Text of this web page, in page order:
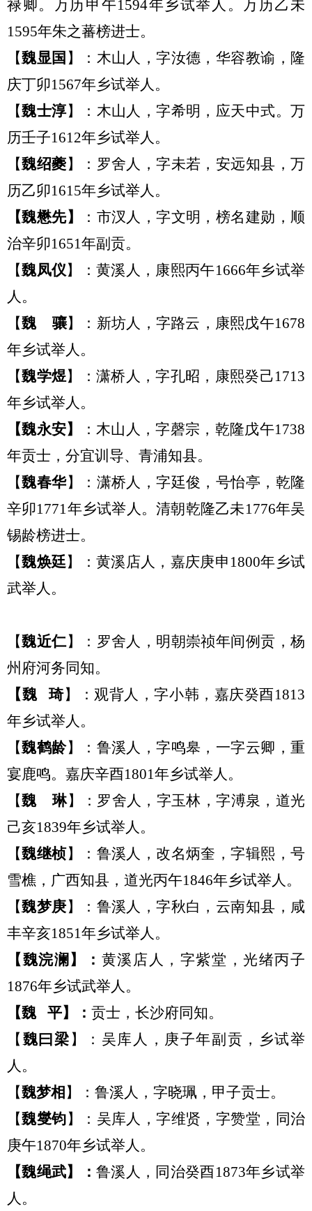
禄卿。万历甲午1594年乡试举 人。
万历乙未
1595年朱之蕃榜进士。
【魏显国 】：木山人 ，字汝德，华容教谕，隆
庆丁卯1567年乡试举人。
【魏士淳】： 木山 人 ，字希明 ， 应天中式。万
历壬子1612年乡试举人。
【魏绍夔】：罗舍人 ，字未若，安远知县，万
历乙卯1615年乡试举人。
【魏懋先】 ： 市汊人，字文明，榜名建勋，顺
治辛卯1651年副贡。
【魏凤仪】：黄溪 人， 康熙丙午1666年乡试举
人。
【魏 骧】：新坊人 ， 字路云，康熙戊午1678
年乡试举人。
【魏学煜】：潇桥人 ，字孔昭，康熙癸己1713
年乡试举人。
【魏永安】 ：木山人 ，字磬宗，乾隆戊午1738
年贡士，分宜训导、青浦知县。
【魏春华】：潇桥人 ，字廷俊，号怡亭，乾隆
辛卯1771年乡试举人。清朝乾隆乙未1776年吴
锡龄榜进士。
【魏焕廷】：黄溪店人 ， 嘉庆庚申 1800年乡试
武举人。
【魏近仁】：罗舍人 ，明朝崇祯年间例贡，杨
州府河务同知。
【魏 琦】： 观背人，字小韩，嘉庆癸酉1813
年乡试举人。
【魏鹤龄】：鲁溪人 ，字鸣皋，一字云卿，重
宴鹿鸣。嘉庆辛酉1801年乡试举人。
【魏 琳】：罗舍人 ， 字玉林，字溥泉，道光
己亥1839年乡试举人。
【魏继桢】：鲁溪人 ， 改名炳奎，字辑熙，号
雪樵，广西知县，道光丙午1846年乡试举人。
【魏梦庚】：鲁溪人 ，字秋白，云南知县，咸
丰辛亥1851年乡试举人。
【 魏浣澜 】： 黄溪店人，字紫堂，光绪丙子
1876年乡试武举人。
【魏 平】： 贡士，长沙府同知。
【 魏曰梁 】：吴库人 ， 庚子年副贡， 乡试举
人。
【魏梦相 】：鲁溪人， 字晓珮， 甲子贡士。
【魏燮钧】：吴库人 ，字维贤，字赞堂，同治
庚午1870年乡试举人。
【魏绳武】：鲁溪人，同治癸酉1873年乡试举
人。